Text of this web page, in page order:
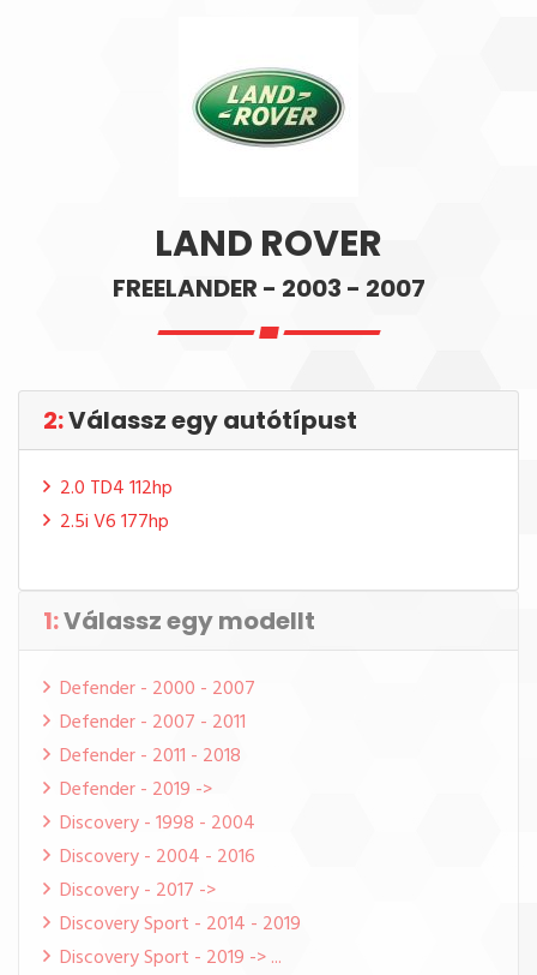
LAND ROVER
FREELANDER - 2003 - 2007
1:Válassz egy modellt
Defender - 2000 - 2007
Defender - 2007 - 2011
Defender - 2011 - 2018
Defender - 2019 ->
Discovery - 1998 - 2004
Discovery - 2004 - 2016
Discovery - 2017 ->
Discovery Sport - 2014 - 2019
Discovery Sport - 2019 -> ...
2:Válassz egy autótípust
2.0 TD4 112hp
2.5i V6 177hp